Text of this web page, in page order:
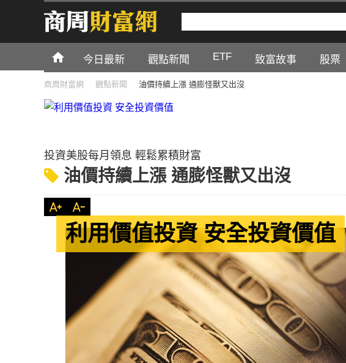
今日最新 觀點新聞 ETF 致富故事 股票
商周財富網 觀點新聞 油價持續上漲 通膨怪獸又出沒
利用價值投資 安全投資價值
投資美股每月領息 輕鬆累積財富
油價持續上漲 通膨怪獸又出沒